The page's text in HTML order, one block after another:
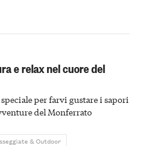
e relax nel cuore del
per farvi gustare i sapori
del Monferrato
& Outdoor